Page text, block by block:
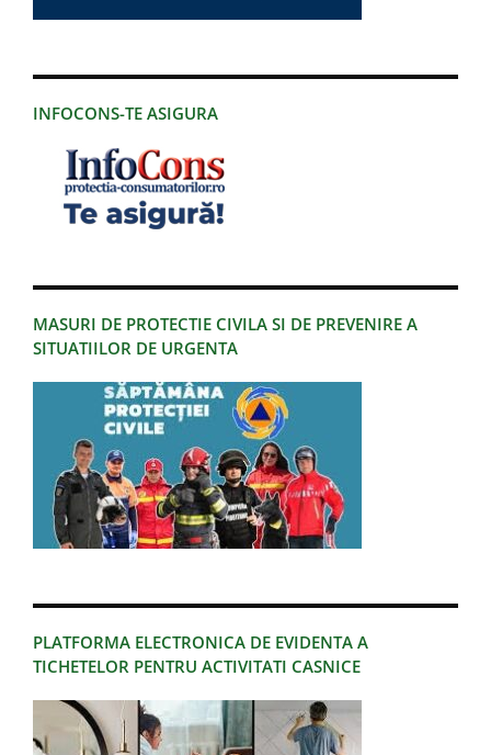
INFOCONS-TE ASIGURA
MASURI DE PROTECTIE CIVILA SI DE PREVENIRE A
SITUATIILOR DE URGENTA
PLATFORMA ELECTRONICA DE EVIDENTA A
TICHETELOR PENTRU ACTIVITATI CASNICE